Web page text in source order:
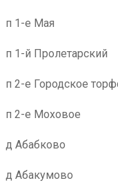
п 1-е Мая
п 1-й Пролетарский
п 2-е Городское
п 2-е Моховое
д Абабково
д Абакумово